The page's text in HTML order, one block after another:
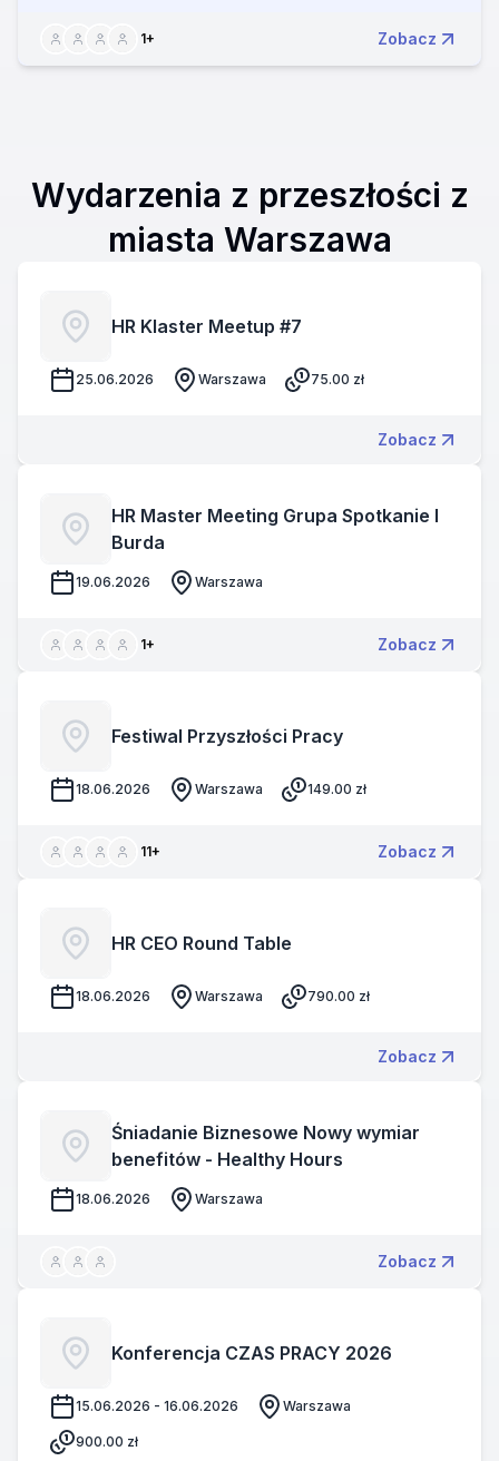
1+ Zobacz
Wydarzenia z przeszłości z
miasta Warszawa
HR Klaster Meetup #7
25.06.2026 Warszawa 75.00 zł
Zobacz
HR Master Meeting Grupa Spotkanie I
Burda
19.06.2026 Warszawa
1+ Zobacz
Festiwal Przyszłości Pracy
18.06.2026 Warszawa 149.00 zł
11+ Zobacz
HR CEO Round Table
18.06.2026 Warszawa 790.00 zł
Zobacz
Śniadanie Biznesowe Nowy wymiar
benefitów - Healthy Hours
18.06.2026 Warszawa
Zobacz
Konferencja CZAS PRACY 2026
15.06.2026 - 16.06.2026 Warszawa
900.00 zł